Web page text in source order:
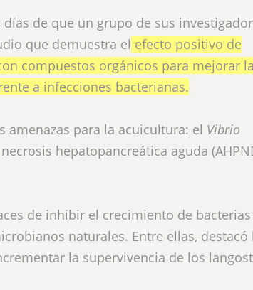
de que un grupo de sus
que demuestra el efecto positivo de
compuestos orgánicos para mejorar la
a infecciones bacterianas.
amenazas para la acuicultura: el Vibrio
hepatopancreática aguda
de inhibir el crecimiento de bacterias
naturales. Entre ellas, destacó
la supervivencia de los